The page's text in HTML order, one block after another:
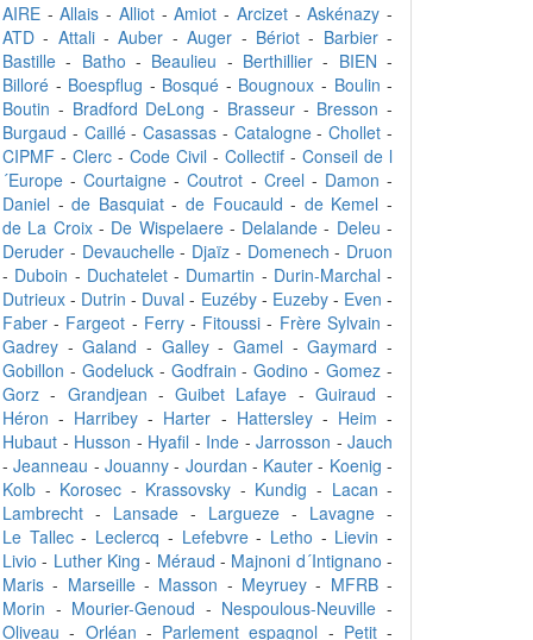
AIRE -Allais - Alliot-Amiot - Arcizet-Askénazy -
ATD - Attali-Auber -Auger - Bériot- Barbier-
Bastille - Batho - Beaulieu - Berthillier - BIEN -
Billoré - Boespflug - Bosqué - Bougnoux - Boulin -
Boutin - Bradford DeLong - Brasseur- Bresson -
Burgaud - Caillé-Casassas - Catalogne-Chollet -
CIPMF - Clerc - Code Civil - Collectif - Conseil de l
´Europe -Courtaigne -Coutrot - Creel - Damon -
Daniel -de Basquiat-de Foucauld - de Kemel -
de La Croix- De Wispelaere- Delalande - Deleu -
Deruder - Devauchelle- Djaïz - Domenech - Druon
- Duboin - Duchatelet- Dumartin - Durin-Marchal -
Dutrieux - Dutrin - Duval - Euzéby- Euzeby- Even -
Faber - Fargeot - Ferry- Fitoussi - Frère Sylvain -
Gadrey -Galand - Galley-Gamel -Gaymard -
Gobillon - Godeluck- Godfrain -Godino -Gomez -
Gorz - Grandjean - Guibet Lafaye - Guiraud -
Héron - Harribey - Harter - Hattersley- Heim -
Hubaut - Husson - Hyafil - Inde - Jarrosson - Jauch
-Jeanneau - Jouanny- Jourdan - Kauter - Koenig -
Kolb - Korosec - Krassovsky - Kundig - Lacan -
Lambrecht - Lansade - Largueze - Lavagne -
Le Tallec- Leclercq - Lefebvre- Letho - Lievin -
Livio - Luther King - Méraud - Majnoni d´Intignano -
Maris - Marseille- Masson - Meyruey - MFRB-
Morin - Mourier-Genoud - Nespoulous-Neuville -
Oliveau - Orléan - Parlement espagnol - Petit-